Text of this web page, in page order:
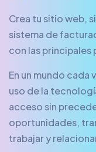
Crea tu sitio web,
sistema de
con las principales
En un mundo
uso de la
acceso sin
oportunidades,
trabajar y